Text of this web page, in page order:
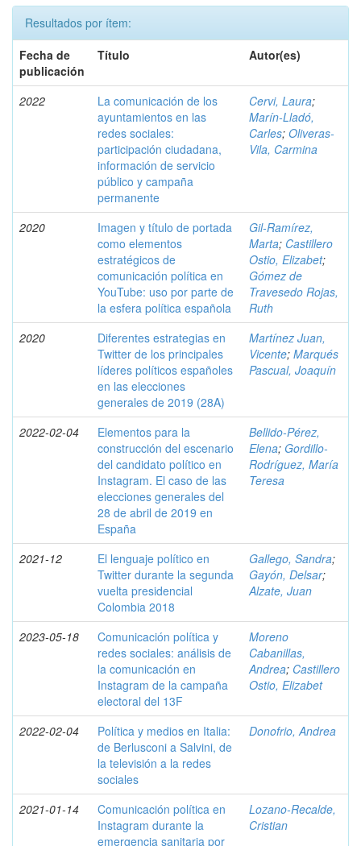
Resultados por ítem:
Fecha de
publicación
Título Autor(es)
2022
La comunicación de los
ayuntamientos en las
redes sociales:
participación ciudadana,
información de servicio
público y campaña
permanente
Cervi, Laura;
Marín-Lladó,
Carles; Oliveras-
Vila, Carmina
2020
Imagen y título de portada
como elementos
estratégicos de
comunicación política en
YouTube: uso por parte de
la esfera política española
Gil-Ramírez,
Marta; Castillero
Ostio, Elizabet;
Gómez de
Travesedo Rojas,
Ruth
2020
Diferentes estrategias en
Twitter de los principales
líderes políticos españoles
en las elecciones
generales de 2019 (28A)
Martínez Juan,
Vicente; Marqués
Pascual, Joaquín
2022-02-04
Elementos para la
construcción del escenario
del candidato político en
Instagram. El caso de las
elecciones generales del
28 de abril de 2019 en
España
Bellido-Pérez,
Elena; Gordillo-
Rodríguez, María
Teresa
2021-12
El lenguaje político en
Twitter durante la segunda
vuelta presidencial
Colombia 2018
Gallego, Sandra;
Gayón, Delsar;
Alzate, Juan
2023-05-18
Comunicación política y
redes sociales: análisis de
la comunicación en
Instagram de la campaña
electoral del 13F
Moreno
Cabanillas,
Andrea; Castillero
Ostio, Elizabet
2022-02-04
Política y medios en Italia:
de Berlusconi a Salvini, de
la televisión a la redes
sociales
Donofrio, Andrea
2021-01-14
Comunicación política en
Instagram durante la
emergencia sanitaria por
Lozano-Recalde,
Cristian